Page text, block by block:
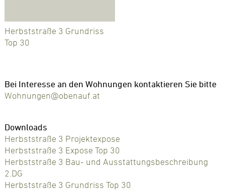
Herbststraße 3 Grundriss
Top 30
Bei Interesse an den Wohnungen kontaktieren Sie bitte
Wohnungen@obenauf.at
Downloads
Herbststraße 3 Projektexpose
Herbststraße 3 Expose Top 30
Herbststraße 3 Bau- und Ausstattungsbeschreibung
2.DG
Herbststraße 3 Grundriss Top 30